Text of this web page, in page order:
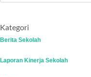
Kategori
Berita Sekolah
Laporan Kinerja Sekolah